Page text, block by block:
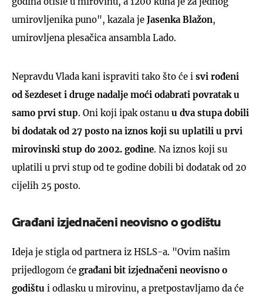
umirovljenika puno", kazala je Jasenka Blažon,
umirovljena plesačica ansambla Lado.
Nepravdu Vlada kani ispraviti tako što će i svi rođeni
od šezdeset i druge nadalje moći odabrati povratak u
samo prvi stup. Oni koji ipak ostanu u dva stupa dobili
bi dodatak od 27 posto na iznos koji su uplatili u prvi
mirovinski stup do 2002. godine. Na iznos koji su
uplatili u prvi stup od te godine dobili bi dodatak od 20
cijelih 25 posto.
Građani izjednačeni neovisno o godištu
Ideja je stigla od partnera iz HSLS-a. "Ovim našim
prijedlogom će građani bit izjednačeni neovisno o
godištu i odlasku u mirovinu, a pretpostavljamo da će